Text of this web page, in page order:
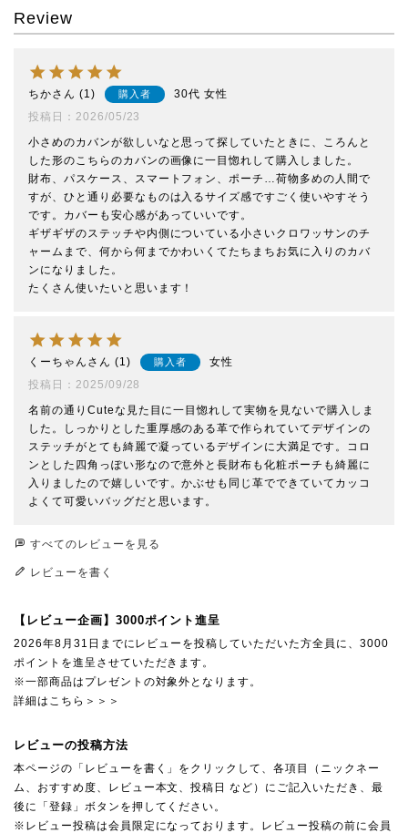
Review
ちか 1 購入者 30代 女性
投稿日
2026/05/23
小さめのカバンが欲しいなと思って探していたときに、ころんと
した形のこちらのカバンの画像に一目惚れして購入しました。
財布、パスケース、スマートフォン、ポーチ…荷物多めの人間で
すが、ひと通り必要なものは入るサイズ感ですごく使いやすそう
です。カバーも安心感があっていいです。
ギザギザのステッチや内側についている小さいクロワッサンのチ
ャームまで、何から何までかわいくてたちまちお気に入りのカバ
ンになりました。
たくさん使いたいと思います！
くーちゃん 1 購入者
女性
投稿日
2025/09/28
名前の通りCuteな見た目に一目惚れして実物を見ないで購入しま
した。しっかりとした重厚感のある革で作られていてデザインの
ステッチがとても綺麗で凝っているデザインに大満足です。コロ
ンとした四角っぽい形なので意外と長財布も化粧ポーチも綺麗に
入りましたので嬉しいです。かぶせも同じ革でできていてカッコ
よくて可愛いバッグだと思います。
すべてのレビューを見る
レビューを書く
【レビュー企画】3000ポイント進呈
2026年8月31日までにレビューを投稿していただいた方全員に、3000
ポイントを進呈させていただきます。
※一部商品はプレゼントの対象外となります。
詳細はこちら＞＞＞
レビューの投稿方法
本ページの「レビューを書く」をクリックして、各項目（ニックネー
ム、おすすめ度、レビュー本文、投稿日 など）にご記入いただき、最
後に「登録」ボタンを押してください。
※レビュー投稿は会員限定になっております。レビュー投稿の前に会員